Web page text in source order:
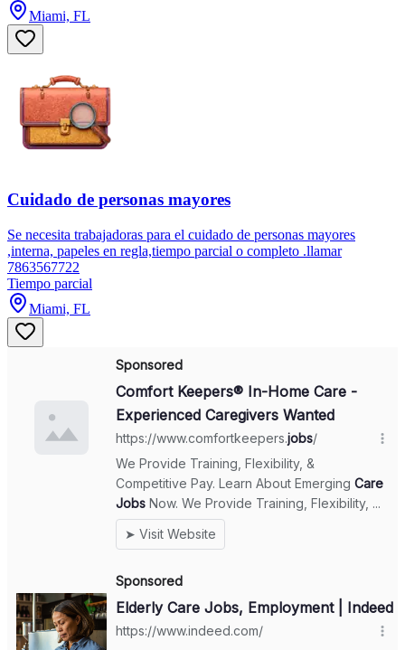
Miami, FL
Cuidado de personas mayores
Se necesita trabajadoras para el cuidado de personas mayores
,interna, papeles en regla,tiempo parcial o completo .llamar
7863567722
Tiempo parcial
Miami, FL